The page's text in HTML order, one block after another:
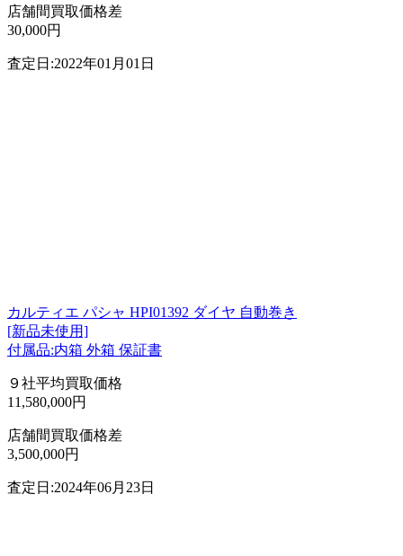
店舗間買取価格差
30,000円
査定日:2022年01月01日
カルティエ パシャ HPI01392 ダイヤ 自動巻き
[新品未使用]
付属品:内箱 外箱 保証書
９社平均買取価格
11,580,000円
店舗間買取価格差
3,500,000円
査定日:2024年06月23日